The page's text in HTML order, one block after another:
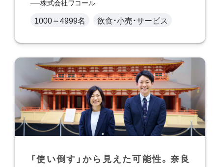
株式会社ワコール
1000～4999名 飲食・小売・サービス
「使い倒す」から見えた可能性。奈良